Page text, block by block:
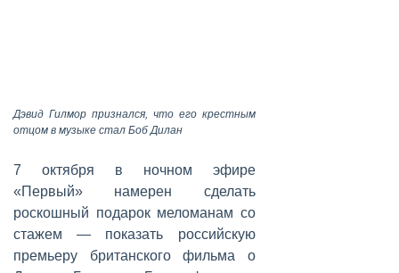
Дэвид Гилмор признался, что его крестным
отцом в музыке стал Боб Дилан
7 октября в ночном эфире
«Первый» намерен сделать
роскошный подарок меломанам со
стажем — показать российскую
премьеру британского фильма о